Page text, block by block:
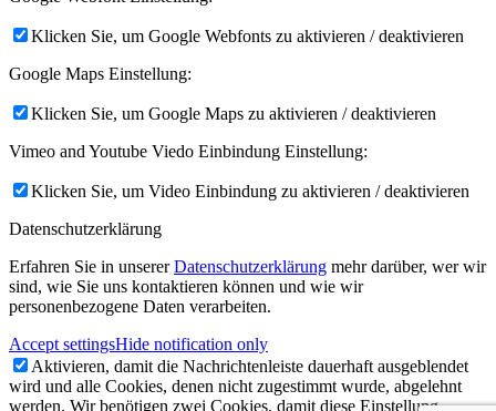
Klicken Sie, um Google Webfonts zu aktivieren / deaktivieren
Google Maps Einstellung:
Klicken Sie, um Google Maps zu aktivieren / deaktivieren
Vimeo and Youtube Viedo Einbindung Einstellung:
Klicken Sie, um Video Einbindung zu aktivieren / deaktivieren
Datenschutzerklärung
Erfahren Sie in unsererDatenschutzerklärung mehr darüber, wer wir
sind, wie Sie uns kontaktieren können und wie wir
personenbezogene Daten verarbeiten.
Accept settingsHide notification only
Aktivieren, damit die Nachrichtenleiste dauerhaft ausgeblendet
wird und alle Cookies, denen nicht zugestimmt wurde, abgelehnt
werden. Wir benötigen zwei Cookies, damit diese Einstellung